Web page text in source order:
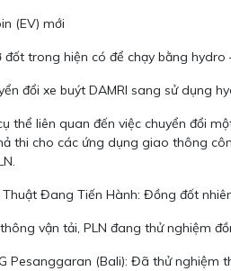
(EV) mới
đốt trong hiện có để chạy bằng
đổi xe buýt DAMRI sang sử dụng
thể liên quan đến việc chuyển đổi
thi cho các ứng dụng giao thông
Thuật Đang Tiến Hành: Đồng đốt
vận tải, PLN đang thử nghiệm
Pesanggaran (Bali): Đã thử nghiệm